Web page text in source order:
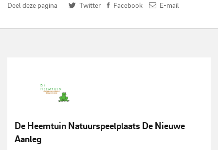
Deel deze pagina Twitter Facebook E-mail
De Heemtuin Natuurspeelplaats De Nieuwe
Aanleg